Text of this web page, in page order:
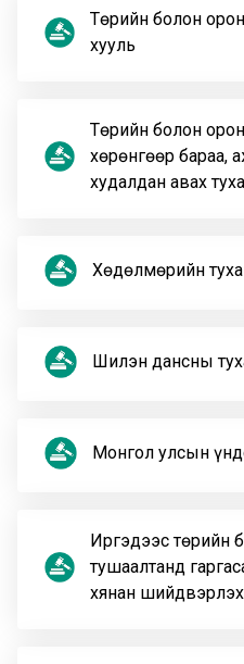
Төрийн болон
хууль
Төрийн болон
хөрөнгөөр бараа,
худалдан авах
Хөдөлмөрийн
Шилэн дансны
Монгол улсын
Иргэдээс төрийн
тушаалтанд
хянан шийдвэрлэх